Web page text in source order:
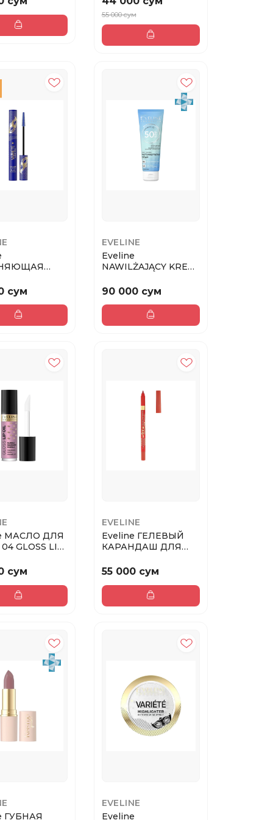
55 000 сум
...
сум
EVELINE
Eveline
NAWILŻAJĄCY KREM
SPF50
90 000 сум
МАСЛО ДЛЯ
GLOSS LIP
сум
EVELINE
Eveline ГЕЛЕВЫЙ
КАРАНДАШ ДЛЯ
ВОДОСТОЙКИЙ/
55 000 сум
ГУБНАЯ
EVELINE
Eveline